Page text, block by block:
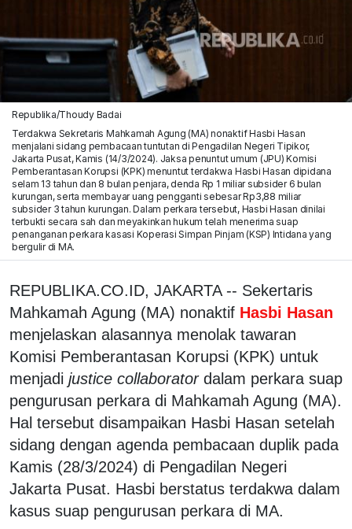
Republika/Thoudy Badai
Terdakwa Sekretaris Mahkamah Agung (MA) nonaktif Hasbi Hasan
menjalani sidang pembacaan tuntutan di Pengadilan Negeri Tipikor,
Jakarta Pusat, Kamis (14/3/2024). Jaksa penuntut umum (JPU) Komisi
Pemberantasan Korupsi (KPK) menuntut terdakwa Hasbi Hasan dipidana
selam 13 tahun dan 8 bulan penjara, denda Rp 1 miliar subsider 6 bulan
kurungan, serta membayar uang pengganti sebesar Rp3,88 miliar
subsider 3 tahun kurungan. Dalam perkara tersebut, Hasbi Hasan dinilai
terbukti secara sah dan meyakinkan hukum telah menerima suap
penanganan perkara kasasi Koperasi Simpan Pinjam (KSP) Intidana yang
bergulir di MA.
REPUBLIKA.CO.ID, JAKARTA -- Sekertaris
Mahkamah Agung (MA) nonaktif Hasbi Hasan
menjelaskan alasannya menolak tawaran
Komisi Pemberantasan Korupsi (KPK) untuk
menjadi justice collaboratordalam perkara suap
pengurusan perkara di Mahkamah Agung (MA).
Hal tersebut disampaikan Hasbi Hasan setelah
sidang dengan agenda pembacaan duplik pada
Kamis (28/3/2024) di Pengadilan Negeri
Jakarta Pusat. Hasbi berstatus terdakwa dalam
kasus suap pengurusan perkara di MA.